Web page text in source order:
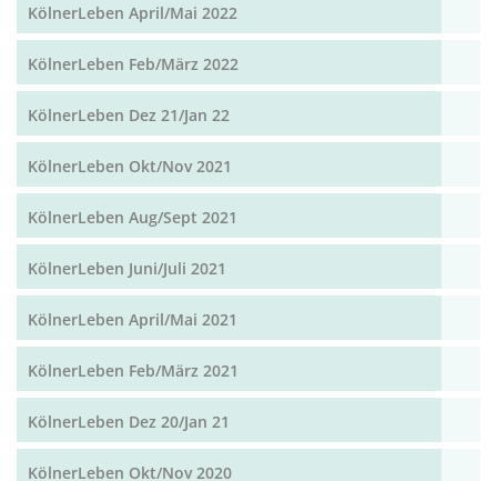
KölnerLeben April/Mai 2022
KölnerLeben Feb/März 2022
KölnerLeben Dez 21/Jan 22
KölnerLeben Okt/Nov 2021
KölnerLeben Aug/Sept 2021
KölnerLeben Juni/Juli 2021
KölnerLeben April/Mai 2021
KölnerLeben Feb/März 2021
KölnerLeben Dez 20/Jan 21
KölnerLeben Okt/Nov 2020